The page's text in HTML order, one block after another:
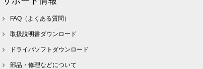
FAQ（よくある質問）
取扱説明書ダウンロード
ドライバソフトダウンロード
部品・修理などについて